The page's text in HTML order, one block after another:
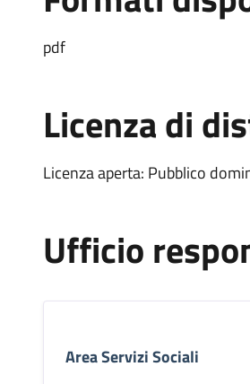
pdf
Licenza di
Licenza aperta: Pubblico
Ufficio
Area Servizi Sociali